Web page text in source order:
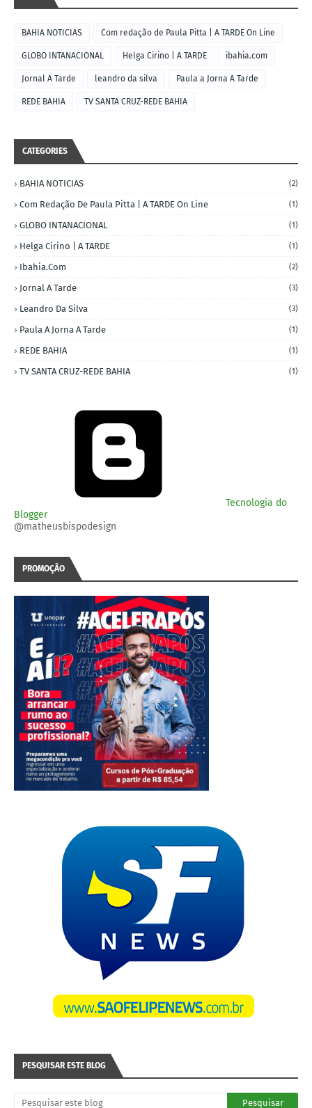
BAHIA NOTICIAS Com redação de Paula Pitta | A TARDE On Line
GLOBO INTANACIONAL Helga Cirino | A TARDE ibahia.com
Jornal A Tarde leandro da silva Paula a Jorna A Tarde
REDE BAHIA TV SANTA CRUZ-REDE BAHIA
CATEGORIES
BAHIA NOTICIAS (2)
Com Redação De Paula Pitta | A TARDE On Line (1)
GLOBO INTANACIONAL (1)
Helga Cirino | A TARDE (1)
Ibahia.com (2)
Jornal A Tarde (3)
Leandro Da Silva (3)
Paula A Jorna A Tarde (1)
REDE BAHIA (1)
TV SANTA CRUZ-REDE BAHIA (1)
Tecnologia do
Blogger
@matheusbispodesign
PROMOÇÃO
PESQUISAR ESTE BLOG